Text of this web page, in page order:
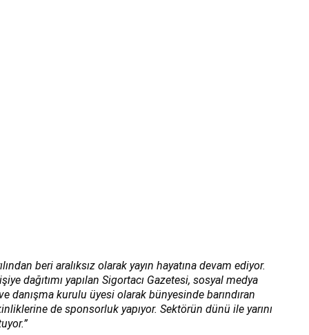
beri aralıksız olarak yayın hayatına devam ediyor.
dağıtımı yapılan Sigortacı Gazetesi, sosyal medya
danışma kurulu üyesi olarak bünyesinde barındıran
de sponsorluk yapıyor. Sektörün dünü ile yarını